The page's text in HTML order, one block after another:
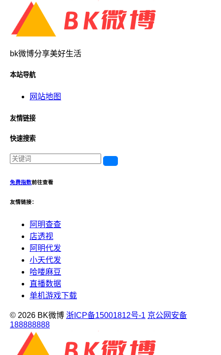
bk微博分享美好生活
本站导航
网站地图
友情链接
快速搜索
免费指数前往查看
友情链接：
阿明查查
店透视
阿明代发
小天代发
哈喽麻豆
直播数据
单机游戏下载
© 2026 BK微博 浙ICP备15001812号-1 京公网安备
188888888